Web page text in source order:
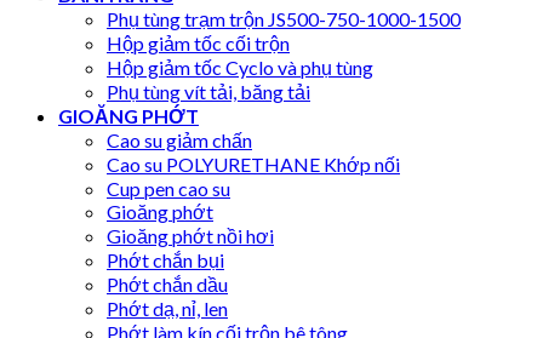
Phụ tùng trạm trộn JS500-750-1000-1500
Hộp giảm tốc cối trộn
Hộp giảm tốc Cyclo và phụ tùng
Phụ tùng vít tải, băng tải
GIOĂNG PHỚT
Cao su giảm chấn
Cao su POLYURETHANE Khớp nối
Cup pen cao su
Gioăng phớt
Gioăng phớt nồi hơi
Phớt chắn bụi
Phớt chắn dầu
Phớt dạ, nỉ, len
Phớt làm kín cối trộn bê tông